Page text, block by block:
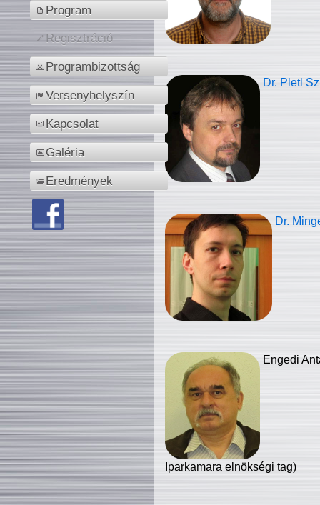
Program
Regisztráció
Programbizottság
Versenyhelyszín
Kapcsolat
Galéria
Eredmények
Dr. Pletl
Dr.
Engedi
Iparkamara elnökségi tag)